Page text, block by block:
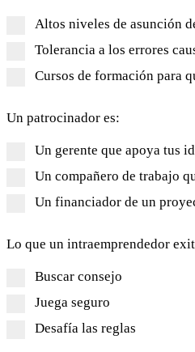
Altos niveles de asunción
Tolerancia a los errores
Cursos de formación para
Un patrocinador es:
Un gerente que apoya tus
Un compañero de trabajo
Un financiador de un
Lo que un intraemprendedor
Buscar consejo
Juega seguro
Desafía las reglas